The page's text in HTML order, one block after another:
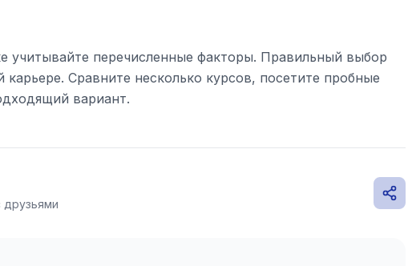
учитывайте перечисленные факторы. Правильный выбор
Сравните несколько курсов, посетите пробные
вариант.